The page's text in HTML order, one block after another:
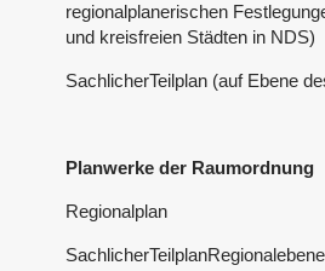
regionalplanerischen
und kreisfreien Städten in NDS)
SachlicherTeilplan (auf Ebene
Planwerke der Raumordnung
Regionalplan
SachlicherTeilplanRegionalebene